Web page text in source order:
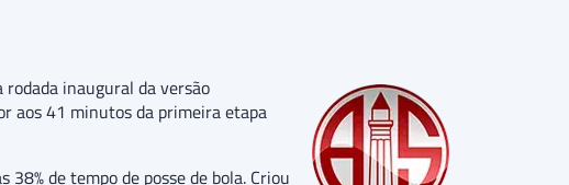
inaugural da versão
aos 41 minutos da primeira etapa
de tempo de posse de bola. Criou